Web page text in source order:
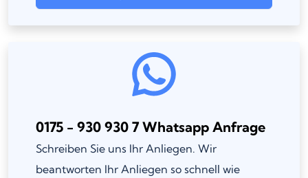
0175 - 930 930 7 Whatsapp Anfrage
Schreiben Sie uns Ihr Anliegen. Wir
beantworten Ihr Anliegen so schnell wie